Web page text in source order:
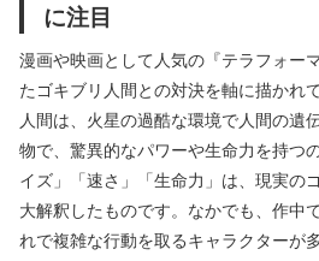
に注目
漫画や映画として人気の『テラフォー
たゴキブリ人間との対決を軸に描かれ
人間は、火星の過酷な環境で人間の遺
物で、驚異的なパワーや生命力を持つ
イズ」「速さ」「生命力」は、現実の
大解釈したものです。なかでも、作中
れで複雑な行動を取るキャラクターが